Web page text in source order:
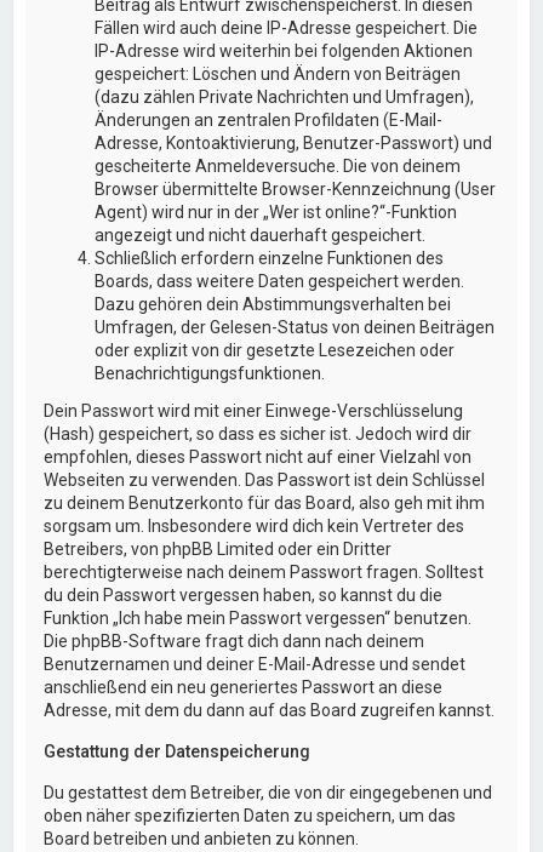
Beitrag als Entwurf zwischenspeicherst. In diesen
Fällen wird auch deine IP-Adresse gespeichert. Die
IP-Adresse wird weiterhin bei folgenden Aktionen
gespeichert: Löschen und Ändern von Beiträgen
(dazu zählen Private Nachrichten und Umfragen),
Änderungen an zentralen Profildaten (E-Mail-
Adresse, Kontoaktivierung, Benutzer-Passwort) und
gescheiterte Anmeldeversuche. Die von deinem
Browser übermittelte Browser-Kennzeichnung (User
Agent) wird nur in der „Wer ist online?“-Funktion
angezeigt und nicht dauerhaft gespeichert.
Schließlich erfordern einzelne Funktionen des
Boards, dass weitere Daten gespeichert werden.
Dazu gehören dein Abstimmungsverhalten bei
Umfragen, der Gelesen-Status von deinen Beiträgen
oder explizit von dir gesetzte Lesezeichen oder
Benachrichtigungsfunktionen.
Dein Passwort wird mit einer Einwege-Verschlüsselung
(Hash) gespeichert, so dass es sicher ist. Jedoch wird dir
empfohlen, dieses Passwort nicht auf einer Vielzahl von
Webseiten zu verwenden. Das Passwort ist dein Schlüssel
zu deinem Benutzerkonto für das Board, also geh mit ihm
sorgsam um. Insbesondere wird dich kein Vertreter des
Betreibers, von phpBB Limited oder ein Dritter
berechtigterweise nach deinem Passwort fragen. Solltest
du dein Passwort vergessen haben, so kannst du die
Funktion „Ich habe mein Passwort vergessen“ benutzen.
Die phpBB-Software fragt dich dann nach deinem
Benutzernamen und deiner E-Mail-Adresse und sendet
anschließend ein neu generiertes Passwort an diese
Adresse, mit dem du dann auf das Board zugreifen kannst.
Gestattung der Datenspeicherung
Du gestattest dem Betreiber, die von dir eingegebenen und
oben näher spezifizierten Daten zu speichern, um das
Board betreiben und anbieten zu können.